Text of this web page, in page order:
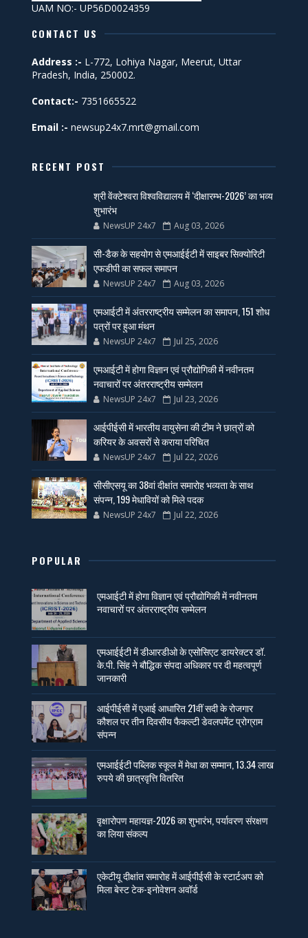
UAM NO:- UP56D0024359
CONTACT US
Address :- L-772, Lohiya Nagar, Meerut, Uttar
Pradesh, India, 250002.
Contact:- 7351665522
Email :- newsup24x7.mrt@gmail.com
RECENT POST
श्री वेंक्टेश्वरा विश्वविद्यालय में ‘दीक्षारम्भ-2026’ का भव्य
शुभारंभ
NewsUP 24x7 Aug 03, 2026
सी-डैक के सहयोग से एमआईईटी में साइबर सिक्योरिटी
एफडीपी का सफल समापन
NewsUP 24x7 Aug 03, 2026
एमआईटी में अंतरराष्ट्रीय सम्मेलन का समापन, 151 शोध
पत्रों पर हुआ मंथन
NewsUP 24x7 Jul 25, 2026
एमआईटी में होगा विज्ञान एवं प्रौद्योगिकी में नवीनतम
नवाचारों पर अंतरराष्ट्रीय सम्मेलन
NewsUP 24x7 Jul 23, 2026
आईपीईसी में भारतीय वायुसेना की टीम ने छात्रों को
करियर के अवसरों से कराया परिचित
NewsUP 24x7 Jul 22, 2026
सीसीएसयू का 38वां दीक्षांत समारोह भव्यता के साथ
संपन्न, 199 मेधावियों को मिले पदक
NewsUP 24x7 Jul 22, 2026
POPULAR
एमआईटी में होगा विज्ञान एवं प्रौद्योगिकी में नवीनतम
नवाचारों पर अंतरराष्ट्रीय सम्मेलन
एमआईईटी में डीआरडीओ के एसोसिएट डायरेक्टर डॉ.
के.पी. सिंह ने बौद्धिक संपदा अधिकार पर दी महत्वपूर्ण
जानकारी
आईपीईसी में एआई आधारित 21वीं सदी के रोजगार
कौशल पर तीन दिवसीय फैकल्टी डेवलपमेंट प्रोग्राम
संपन्न
एमआईईटी पब्लिक स्कूल में मेधा का सम्मान, 13.34 लाख
रुपये की छात्रवृत्ति वितरित
वृक्षारोपण महायज्ञ-2026 का शुभारंभ, पर्यावरण संरक्षण
का लिया संकल्प
एकेटीयू दीक्षांत समारोह में आईपीईसी के स्टार्टअप को
मिला बेस्ट टेक-इनोवेशन अवॉर्ड